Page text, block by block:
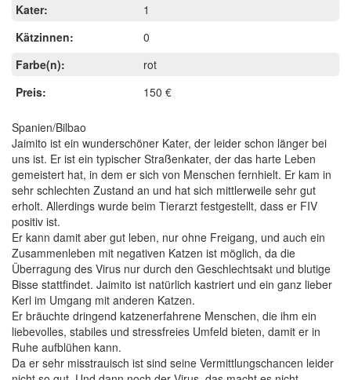
Kater:
1
Kätzinnen:
0
Farbe(n):
rot
Preis:
150 €
Spanien/Bilbao
Jaimito ist ein wunderschöner Kater, der leider schon länger bei
uns ist. Er ist ein typischer Straßenkater, der das harte Leben
gemeistert hat, in dem er sich von Menschen fernhielt. Er kam in
sehr schlechten Zustand an und hat sich mittlerweile sehr gut
erholt. Allerdings wurde beim Tierarzt festgestellt, dass er FIV
positiv ist.
Er kann damit aber gut leben, nur ohne Freigang, und auch ein
Zusammenleben mit negativen Katzen ist möglich, da die
Überragung des Virus nur durch den Geschlechtsakt und blutige
Bisse stattfindet. Jaimito ist natürlich kastriert und ein ganz lieber
Kerl im Umgang mit anderen Katzen.
Er bräuchte dringend katzenerfahrene Menschen, die ihm ein
liebevolles, stabiles und stressfreies Umfeld bieten, damit er in
Ruhe aufblühen kann.
Da er sehr misstrauisch ist sind seine Vermittlungschancen leider